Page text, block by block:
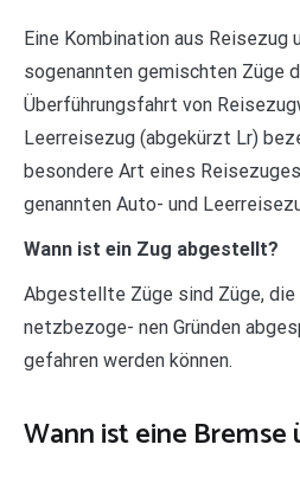
Eine Kombination aus
sogenannten gemischten Züge
Überführungsfahrt von
Leerreisezug (abgekürzt Lr)
besondere Art eines
genannten Auto- und
Wann ist ein Zug abgestellt?
Abgestellte Züge sind Züge, die
netzbezoge- nen Gründen
gefahren werden können.
Wann ist eine Bremse